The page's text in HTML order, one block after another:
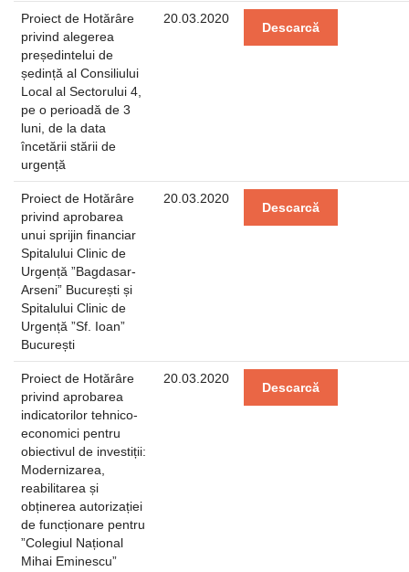
Proiect de Hotărâre
privind alegerea
președintelui de
ședință al Consiliului
Local al Sectorului 4,
pe o perioadă de 3
luni, de la data
încetării stării de
urgență
20.03.2020
Descarcă
Proiect de Hotărâre
privind aprobarea
unui sprijin financiar
Spitalului Clinic de
Urgență ”Bagdasar-
Arseni” București și
Spitalului Clinic de
Urgență ”Sf. Ioan”
București
20.03.2020
Descarcă
Proiect de Hotărâre
privind aprobarea
indicatorilor tehnico-
economici pentru
obiectivul de investiții:
Modernizarea,
reabilitarea și
obținerea autorizației
de funcționare pentru
”Colegiul Național
Mihai Eminescu”
20.03.2020
Descarcă